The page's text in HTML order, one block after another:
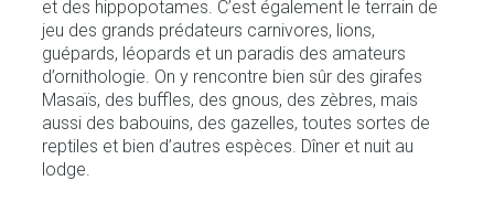
et des hippopotames. C’est également le terrain de
jeu des grands prédateurs carnivores, lions,
guépards, léopards et un paradis des amateurs
d’ornithologie. On y rencontre bien sûr des girafes
Masaïs, des buffles, des gnous, des zèbres, mais
aussi des babouins, des gazelles, toutes sortes de
reptiles et bien d’autres espèces. Dîner et nuit au
lodge.